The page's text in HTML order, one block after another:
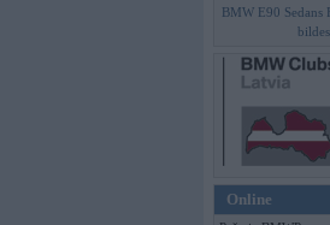
BMW E90 Sedans
Online